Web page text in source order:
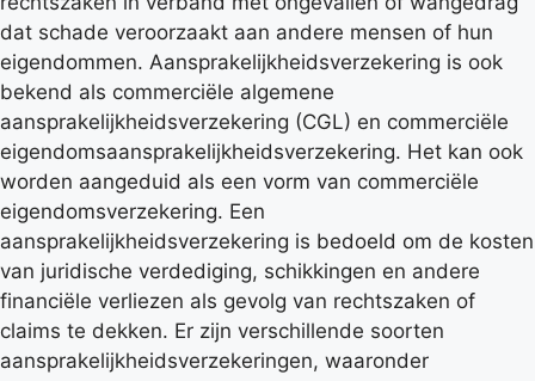
dat schade veroorzaakt aan andere mensen of hun
eigendommen. Aansprakelijkheidsverzekering is ook
bekend als commerciële algemene
aansprakelijkheidsverzekering (CGL) en commerciële
eigendomsaansprakelijkheidsverzekering. Het kan ook
worden aangeduid als een vorm van commerciële
eigendomsverzekering. Een
aansprakelijkheidsverzekering is bedoeld om de kosten
van juridische verdediging, schikkingen en andere
financiële verliezen als gevolg van rechtszaken of
claims te dekken. Er zijn verschillende soorten
aansprakelijkheidsverzekeringen, waaronder